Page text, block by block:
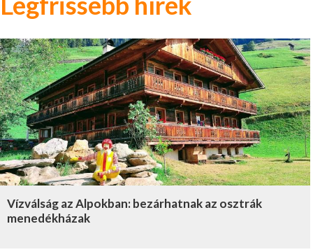
Vízválság az Alpokban: bezárhatnak az osztrák
menedékházak